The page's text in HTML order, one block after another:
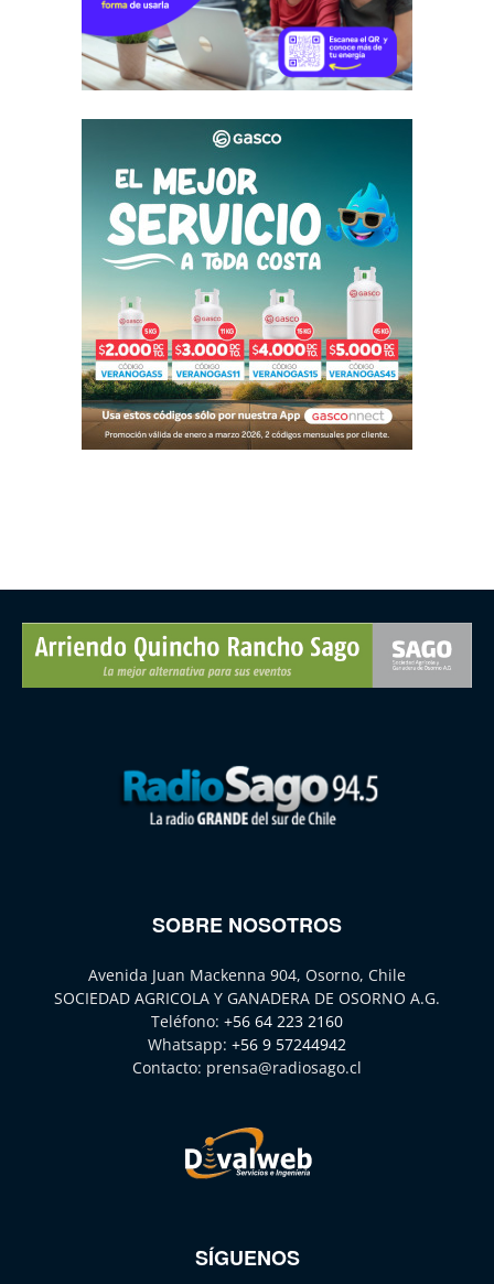
SOBRE NOSOTROS
Avenida Juan Mackenna 904, Osorno, Chile
SOCIEDAD AGRICOLA Y GANADERA DE OSORNO A.G.
Teléfono: +56 64 223 2160
Whatsapp: +56 9 57244942
Contacto: prensa@radiosago.cl
SÍGUENOS